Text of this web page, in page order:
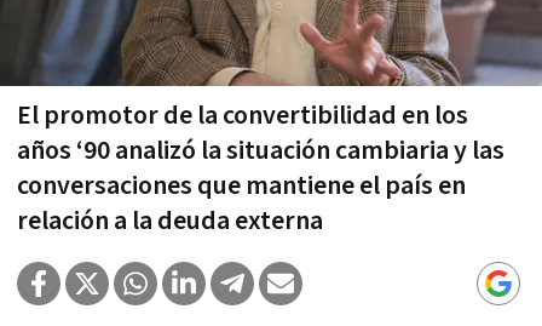
El promotor de la convertibilidad en los
años ‘90 analizó la situación cambiaria y las
conversaciones que mantiene el país en
relación a la deuda externa